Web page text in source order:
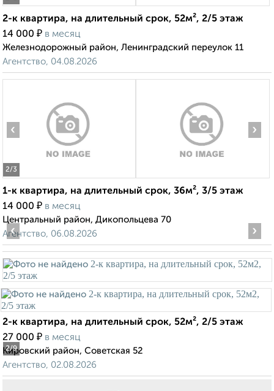
2-к квартира, на длительный срок, 52м², 2/5 этаж
14 000 ₽ в месяц
Железнодорожный район, Ленинградский переулок 11
Агентство, 04.08.2026
2/3
‹ ›
1-к квартира, на длительный срок, 36м², 3/5 этаж
14 000 ₽ в месяц
Центральный район, Дикопольцева 70
Агентство, 06.08.2026
2/9
‹ ›
2-к квартира, на длительный срок, 52м², 2/5 этаж
27 000 ₽ в месяц
Кировский район, Советская 52
Агентство, 02.08.2026